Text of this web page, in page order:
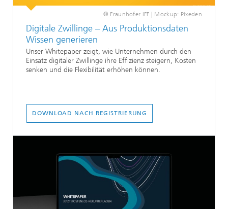
© Fraunhofer IFF | Mockup: Pixeden
Digitale Zwillinge – Aus Produktionsdaten
Wissen generieren
Unser Whitepaper zeigt, wie Unternehmen durch den
Einsatz digitaler Zwillinge ihre Effizienz steigern, Kosten
senken und die Flexibilität erhöhen können.
DOWNLOAD NACH REGISTRIERUNG